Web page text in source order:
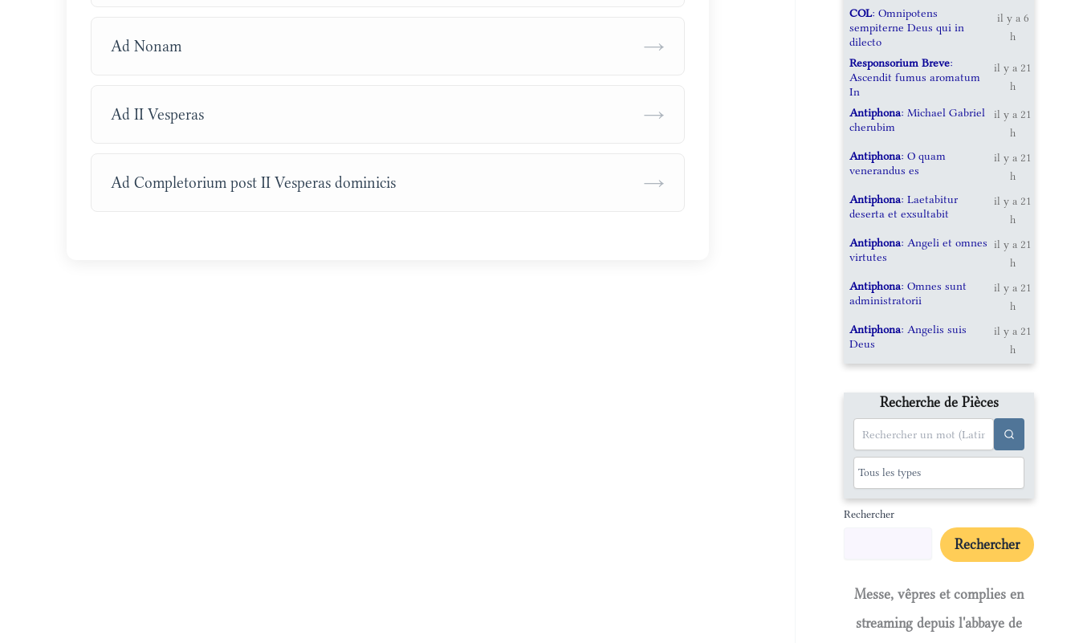
Ad Nonam →
Ad II Vesperas →
Ad Completorium post II Vesperas dominicis →
COL: Omnipotens
sempiterne Deus qui in
dilecto
il y a 6
h
Responsorium Breve:
Ascendit fumus aromatum
In
il y a 21
h
Antiphona: Michael Gabriel
cherubim
il y a 21
h
Antiphona: O quam
venerandus es
il y a 21
h
Antiphona: Laetabitur
deserta et exsultabit
il y a 21
h
Antiphona: Angeli et omnes
virtutes
il y a 21
h
Antiphona: Omnes sunt
administratorii
il y a 21
h
Antiphona: Angelis suis
Deus
il y a 21
h
Recherche de Pièces
Rechercher
Rechercher
Messe, vêpres et complies en
streaming depuis l'abbaye de